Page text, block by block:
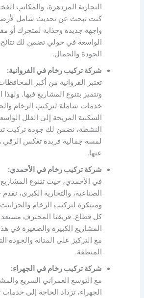
التجارية المزدهرة، والمكاتب
كنت تبحث عن تحديث شامل
واجهة جديدة وجذابة لمتجرك أو
الواسعة في حولي تضمن لك نتائج
الجودة والجمال.
شركة تركيب رخام في الفروانية:
تعتبر الفروانية من أكبر
وتتميز بتنوع المشاريع فيها.
خدمات شاملة لتركيب الرخام
السكنية المريحة إلى الفلل
النشطة، نضمن لك جودة تركيب
لمسة جمالية فريدة تعكس الرقي
عنها.
شركة تركيب رخام في الأحمدي:
في الأحمدي، حيث تتنوع المشاريع
الصناعية، والتجارية الكبرى،
ومبتكرة لتركيب الرخام
كل قطاع. فريقنا المحترف مستعد
المشاريع الكبيرة والصغيرة في
مع التركيز على المتانة والجودة
المنطقة.
شركة تركيب رخام في الجهراء:
مع التوسع العمراني السريع
الجهراء، تزداد الحاجة إلى